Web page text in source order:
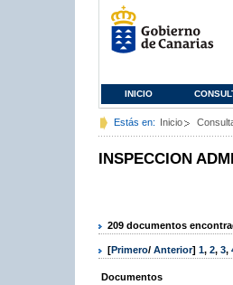
INICIO
Estás en: Inicio
INSPECCION
209 documentos
[Primero/ Anterior] 1, 2, 3,
Documentos